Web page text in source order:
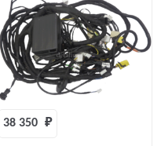
38 350 ₽